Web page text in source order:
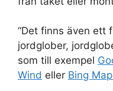
“Det finns även ett
jordglober,
som till exempel
Wind eller Bing